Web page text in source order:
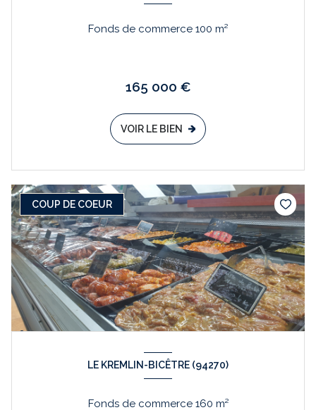
Fonds de commerce 100 m²
165 000 €
VOIR LE BIEN
COUP DE COEUR
LE KREMLIN-BICÊTRE (94270)
Fonds de commerce 160 m²